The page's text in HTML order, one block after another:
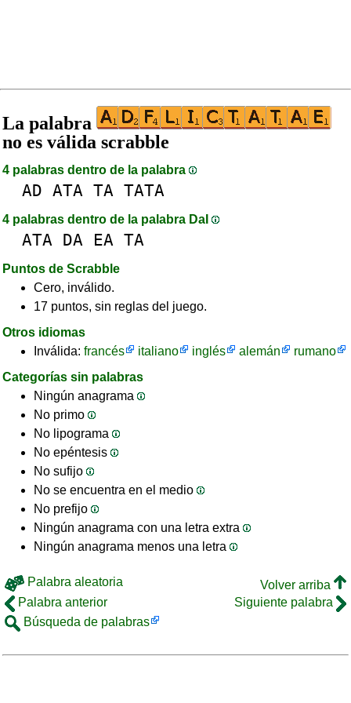
La palabra
no es válida scrabble
4 palabras dentro de la palabra
AD ATA TA TATA
4 palabras dentro de la palabra DaI
ATA DA EA TA
Puntos de Scrabble
Cero, inválido.
17 puntos, sin reglas del juego.
Otros idiomas
Inválida: francés italiano inglés alemán
rumano
Categorías sin palabras
Ningún anagrama
No primo
No lipograma
No epéntesis
No sufijo
No se encuentra en el medio
No prefijo
Ningún anagrama con una letra extra
Ningún anagrama menos una letra
Palabra aleatoria
Volver arriba
Palabra anterior
Siguiente palabra
Búsqueda de palabras